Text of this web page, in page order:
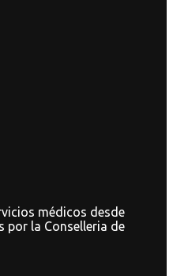
médicos desde
por la Conselleria de